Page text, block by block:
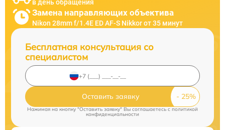
в день обращения
Замена направляющих объектива
Nikon 28mm f/1.4E ED AF-S Nikkor от 35 минут
Бесплатная консультация со
специалистом
Оставить заявку
Нажимая на кнопку "Оставить заявку" Вы соглашаетесь cполитикой
конфиденциальности